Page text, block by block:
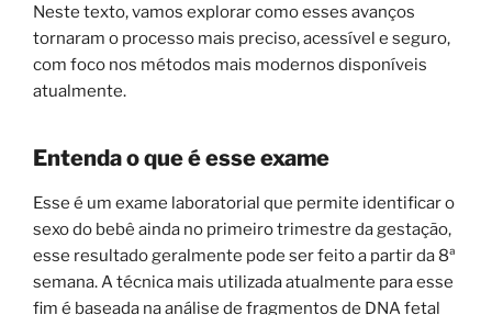
Neste texto, vamos explorar como esses avanços
tornaram o processo mais preciso, acessível e seguro,
com foco nos métodos mais modernos disponíveis
atualmente.
Entenda o que é esse exame
Esse é um exame laboratorial que permite identificar o
sexo do bebê ainda no primeiro trimestre da gestação,
esse resultado geralmente pode ser feito a partir da 8ª
semana. A técnica mais utilizada atualmente para esse
fim é baseada na análise de fragmentos de DNA fetal